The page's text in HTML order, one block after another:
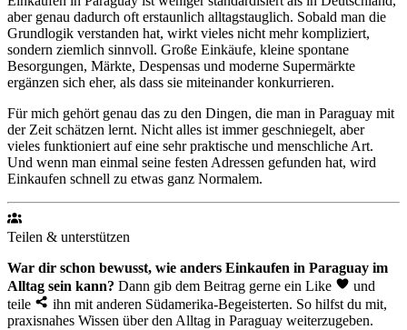
aber genau dadurch oft erstaunlich alltagstauglich. Sobald man die
Grundlogik verstanden hat, wirkt vieles nicht mehr kompliziert,
sondern ziemlich sinnvoll. Große Einkäufe, kleine spontane
Besorgungen, Märkte, Despensas und moderne Supermärkte
ergänzen sich eher, als dass sie miteinander konkurrieren.
Für mich gehört genau das zu den Dingen, die man in Paraguay mit
der Zeit schätzen lernt. Nicht alles ist immer geschniegelt, aber
vieles funktioniert auf eine sehr praktische und menschliche Art.
Und wenn man einmal seine festen Adressen gefunden hat, wird
Einkaufen schnell zu etwas ganz Normalem.
Teilen & unterstützen
War dir schon bewusst, wie anders Einkaufen in Paraguay im
Alltag sein kann? Dann gib dem Beitrag gerne ein Like
und
teile
ihn mit anderen Südamerika-Begeisterten. So hilfst du mit,
praxisnahes Wissen über den Alltag in Paraguay weiterzugeben.